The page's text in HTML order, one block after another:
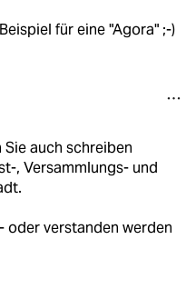
für eine "Agora" ;-)
auch schreiben
, Versammlungs- und
oder verstanden werden